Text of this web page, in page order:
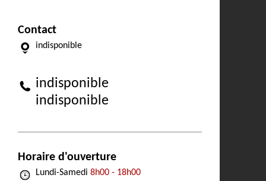
Contact
indisponible
indisponible
indisponible
Horaire d'ouverture
Lundi-Samedi 8h00 - 18h00